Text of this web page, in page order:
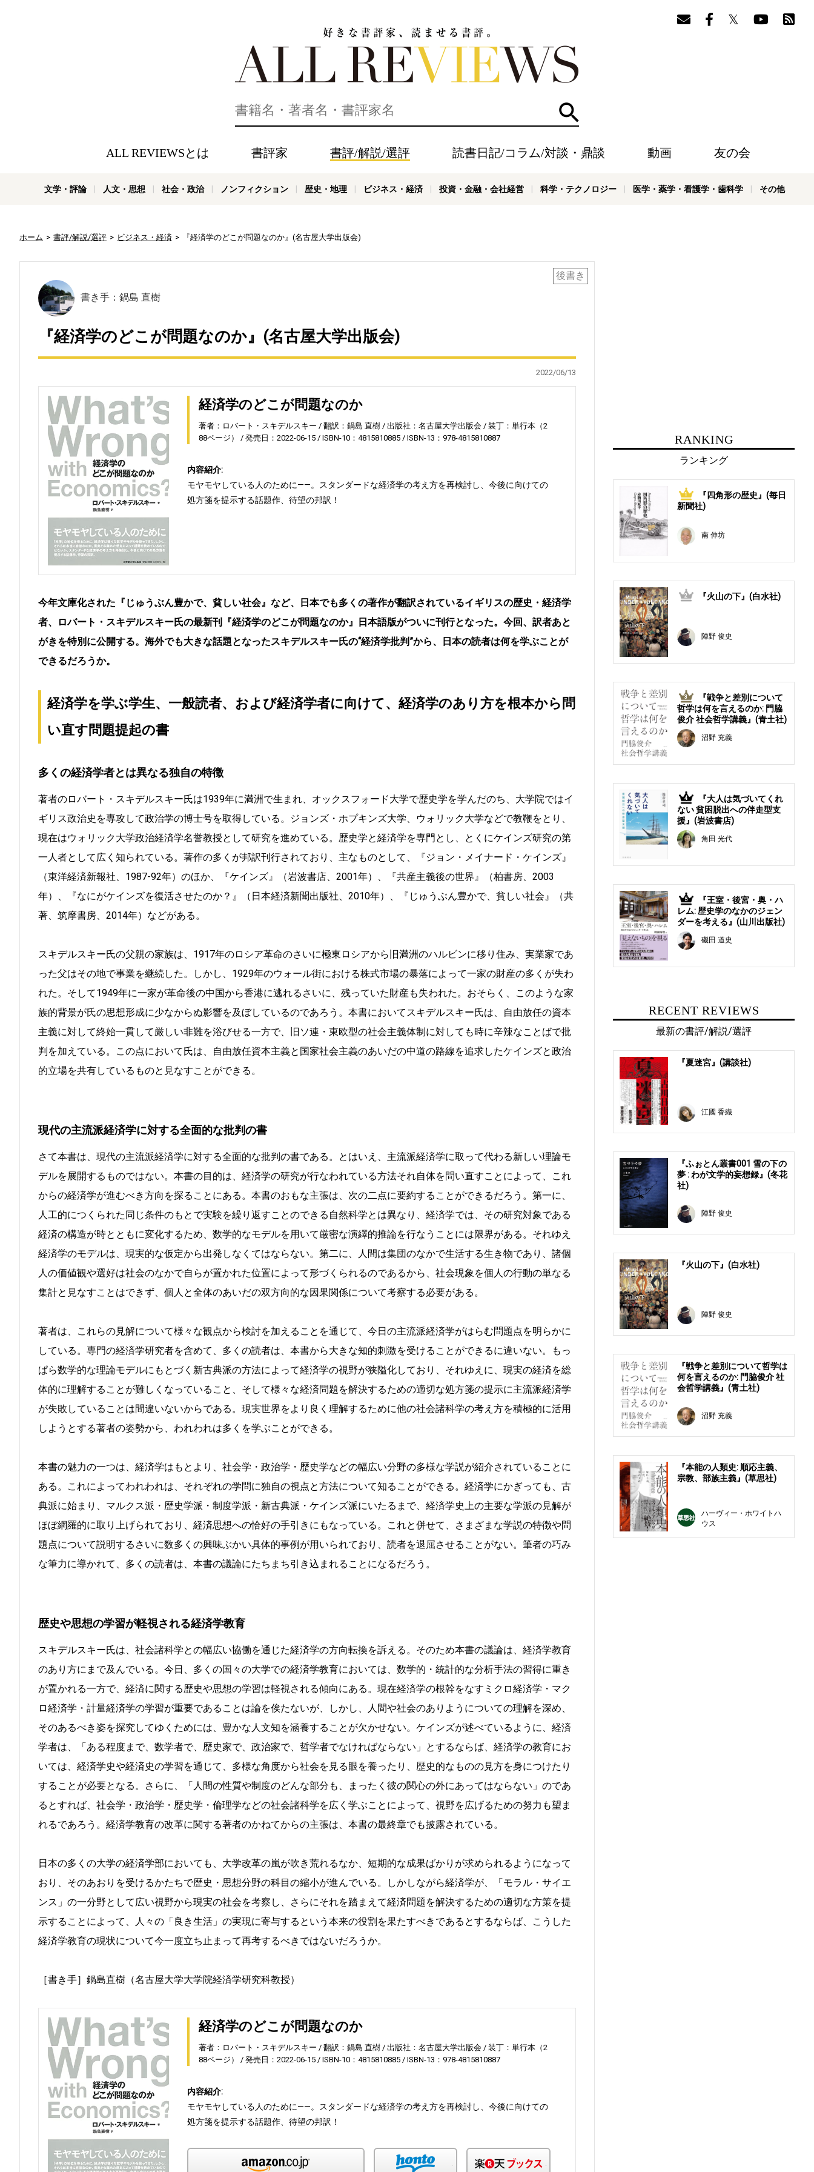
検索
ALL REVIEWSとは 書評家 書評/解説/選評 読書日記/コラム/対談・鼎談 動画 友の会
文学・評論 人文・思想 社会・政治 ノンフィクション 歴史・地理 ビジネス・経済 投資・金融・会社経営 科学・テクノロジー 医学・薬学・看護学・歯科学 その他
ホーム 書評/解説/選評 ビジネス・経済 『経済学のどこが問題なのか』(名古屋大学出版会)
後書き
書き手：鍋島 直樹
『経済学のどこが問題なのか』(名古屋大学出版会)
2022/06/13
経済学のどこが問題なのか
著者：ロバート・スキデルスキー 翻訳：鍋島 直樹 出版社：名古屋大学出版会
装丁：単行本（2
88ページ）
発売日：2022-06-15 ISBN-10：4815810885 ISBN-13：978-4815810887
内容紹介:
モヤモヤしている人のために——。スタンダードな経済学の考え方を再検討し、今後に向けての
処方箋を提示する話題作、待望の邦訳！
今年文庫化された『じゅうぶん豊かで、貧しい社会』など、日本でも多くの著作が翻訳されているイギリスの歴史・経済学
者、ロバート・スキデルスキー氏の最新刊『経済学のどこが問題なのか』日本語版がついに刊行となった。今回、訳者あと
がきを特別に公開する。海外でも大きな話題となったスキデルスキー氏の“経済学批判”から、日本の読者は何を学ぶことが
できるだろうか。
経済学を学ぶ学生、一般読者、および経済学者に向けて、経済学のあり方を根本から問
い直す問題提起の書
多くの経済学者とは異なる独自の特徴
著者のロバート・スキデルスキー氏は1939年に満洲で生まれ、オックスフォード大学で歴史学を学んだのち、大学院ではイ
ギリス政治史を専攻して政治学の博士号を取得している。ジョンズ・ホプキンズ大学、ウォリック大学などで教鞭をとり、
現在はウォリック大学政治経済学名誉教授として研究を進めている。歴史学と経済学を専門とし、とくにケインズ研究の第
一人者として広く知られている。著作の多くが邦訳刊行されており、主なものとして、『ジョン・メイナード・ケインズ』
（東洋経済新報社、1987-92年）のほか、『ケインズ』（岩波書店、2001年）、『共産主義後の世界』（柏書房、2003
年）、『なにがケインズを復活させたのか？』（日本経済新聞出版社、2010年）、『じゅうぶん豊かで、貧しい社会』（共
著、筑摩書房、2014年）などがある。
スキデルスキー氏の父親の家族は、1917年のロシア革命のさいに極東ロシアから旧満洲のハルビンに移り住み、実業家であ
った父はその地で事業を継続した。しかし、1929年のウォール街における株式市場の暴落によって一家の財産の多くが失わ
れた。そして1949年に一家が革命後の中国から香港に逃れるさいに、残っていた財産も失われた。おそらく、このような家
族的背景が氏の思想形成に少なからぬ影響を及ぼしているのであろう。本書においてスキデルスキー氏は、自由放任の資本
主義に対して終始一貫して厳しい非難を浴びせる一方で、旧ソ連・東欧型の社会主義体制に対しても時に辛辣なことばで批
判を加えている。この点において氏は、自由放任資本主義と国家社会主義のあいだの中道の路線を追求したケインズと政治
的立場を共有しているものと見なすことができる。
現代の主流派経済学に対する全面的な批判の書
さて本書は、現代の主流派経済学に対する全面的な批判の書である。とはいえ、主流派経済学に取って代わる新しい理論モ
デルを展開するものではない。本書の目的は、経済学の研究が行なわれている方法それ自体を問い直すことによって、これ
からの経済学が進むべき方向を探ることにある。本書のおもな主張は、次の二点に要約することができるだろう。第一に、
人工的につくられた同じ条件のもとで実験を繰り返すことのできる自然科学とは異なり、経済学では、その研究対象である
経済の構造が時とともに変化するため、数学的なモデルを用いて厳密な演繹的推論を行なうことには限界がある。それゆえ
経済学のモデルは、現実的な仮定から出発しなくてはならない。第二に、人間は集団のなかで生活する生き物であり、諸個
人の価値観や選好は社会のなかで自らが置かれた位置によって形づくられるのであるから、社会現象を個人の行動の単なる
集計と見なすことはできず、個人と全体のあいだの双方向的な因果関係について考察する必要がある。
著者は、これらの見解について様々な観点から検討を加えることを通じて、今日の主流派経済学がはらむ問題点を明らかに
している。専門の経済学研究者を含めて、多くの読者は、本書から大きな知的刺激を受けることができるに違いない。もっ
ぱら数学的な理論モデルにもとづく新古典派の方法によって経済学の視野が狭隘化しており、それゆえに、現実の経済を総
体的に理解することが難しくなっていること、そして様々な経済問題を解決するための適切な処方箋の提示に主流派経済学
が失敗していることは間違いないからである。現実世界をより良く理解するために他の社会諸科学の考え方を積極的に活用
しようとする著者の姿勢から、われわれは多くを学ぶことができる。
本書の魅力の一つは、経済学はもとより、社会学・政治学・歴史学などの幅広い分野の多様な学説が紹介されていることに
ある。これによってわれわれは、それぞれの学問に独自の視点と方法について知ることができる。経済学にかぎっても、古
典派に始まり、マルクス派・歴史学派・制度学派・新古典派・ケインズ派にいたるまで、経済学史上の主要な学派の見解が
ほぼ網羅的に取り上げられており、経済思想への恰好の手引きにもなっている。これと併せて、さまざまな学説の特徴や問
題点について説明するさいに数多くの興味ぶかい具体的事例が用いられており、読者を退屈させることがない。筆者の巧み
な筆力に導かれて、多くの読者は、本書の議論にたちまち引き込まれることになるだろう。
歴史や思想の学習が軽視される経済学教育
スキデルスキー氏は、社会諸科学との幅広い協働を通じた経済学の方向転換を訴える。そのため本書の議論は、経済学教育
のあり方にまで及んでいる。今日、多くの国々の大学での経済学教育においては、数学的・統計的な分析手法の習得に重き
が置かれる一方で、経済に関する歴史や思想の学習は軽視される傾向にある。現在経済学の根幹をなすミクロ経済学・マク
ロ経済学・計量経済学の学習が重要であることは論を俟たないが、しかし、人間や社会のありようについての理解を深め、
そのあるべき姿を探究してゆくためには、豊かな人文知を涵養することが欠かせない。ケインズが述べているように、経済
学者は、「ある程度まで、数学者で、歴史家で、政治家で、哲学者でなければならない」とするならば、経済学の教育にお
いては、経済学史や経済史の学習を通じて、多様な角度から社会を見る眼を養ったり、歴史的なものの見方を身につけたり
することが必要となる。さらに、「人間の性質や制度のどんな部分も、まったく彼の関心の外にあってはならない」のであ
るとすれば、社会学・政治学・歴史学・倫理学などの社会諸科学を広く学ぶことによって、視野を広げるための努力も望ま
れるであろう。経済学教育の改革に関する著者のかねてからの主張は、本書の最終章でも披露されている。
日本の多くの大学の経済学部においても、大学改革の嵐が吹き荒れるなか、短期的な成果ばかりが求められるようになって
おり、そのあおりを受けるかたちで歴史・思想分野の科目の縮小が進んでいる。しかしながら経済学が、「モラル・サイエ
ンス」の一分野として広い視野から現実の社会を考察し、さらにそれを踏まえて経済問題を解決するための適切な方策を提
示することによって、人々の「良き生活」の実現に寄与するという本来の役割を果たすべきであるとするならば、こうした
経済学教育の現状について今一度立ち止まって再考するべきではないだろうか。
［書き手］鍋島直樹（名古屋大学大学院経済学研究科教授）
経済学のどこが問題なのか
著者：ロバート・スキデルスキー 翻訳：鍋島 直樹 出版社：名古屋大学出版会
装丁：単行本（2
88ページ）
発売日：2022-06-15 ISBN-10：4815810885 ISBN-13：978-4815810887
内容紹介:
モヤモヤしている人のために——。スタンダードな経済学の考え方を再検討し、今後に向けての
処方箋を提示する話題作、待望の邦訳！
honto
RANKING
ランキング
1
『四角形の歴史』(毎日
新聞社)
南 伸坊
2 『火山の下』(白水社)
陣野 俊史
3
『戦争と差別について
哲学は何を言えるのか: 門脇
俊介 社会哲学講義』(青土社)
沼野 充義
4
『大人は気づいてくれ
ない 貧困脱出への伴走型支
援』(岩波書店)
角田 光代
5
『王室・後宮・奥・ハ
レム: 歴史学のなかのジェン
ダーを考える』(山川出版社)
磯田 道史
RECENT REVIEWS
最新の書評/解説/選評
『夏迷宮』(講談社)
江國 香織
『ふぉとん叢書001 雪の下の
夢 : わが文学的妄想録』(冬花
社)
陣野 俊史
『火山の下』(白水社)
陣野 俊史
『戦争と差別について哲学は
何を言えるのか: 門脇俊介 社
会哲学講義』(青土社)
沼野 充義
『本能の人類史: 順応主義、
宗教、部族主義』(草思社)
ハーヴィー・ホワイトハ
ウス